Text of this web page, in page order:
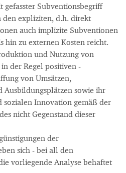
gefasster Subventionsbegriff
den expliziten, d.h. direkt
auch implizite Subventionen
hin zu externen Kosten reicht.
und Nutzung von
der Regel positiven -
von Umsätzen,
Ausbildungsplätzen sowie ihr
sozialen Innovation gemäß der
nicht Gegenstand dieser
der
sich - bei all den
vorliegende Analyse behaftet